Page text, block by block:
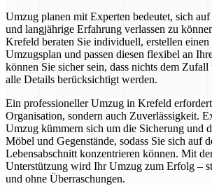
Umzug planen mit Experten bedeutet, sich
und langjährige Erfahrung verlassen zu
Krefeld beraten Sie individuell, erstellen einen
Umzugsplan und passen diesen flexibel an
können Sie sicher sein, dass nichts dem
alle Details berücksichtigt werden.
Ein professioneller Umzug in Krefeld
Organisation, sondern auch Zuverlässigkeit.
Umzug kümmern sich um die Sicherung und
Möbel und Gegenstände, sodass Sie sich auf
Lebensabschnitt konzentrieren können. Mit
Unterstützung wird Ihr Umzug zum Erfolg –
und ohne Überraschungen.